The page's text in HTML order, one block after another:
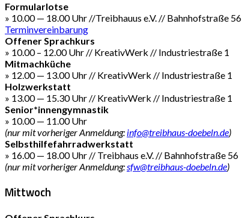
Formularlotse
» 10.00 — 18.00 Uhr //Treibhauus e.V. // Bahnhofstraße 56
Terminvereinbarung
Offener Sprachkurs
» 10.00 – 12.00 Uhr // KreativWerk // Industriestraße 1
Mitmachküche
» 12.00 — 13.00 Uhr // KreativWerk // Industriestraße 1
Holzwerkstatt
» 13.00 — 15.30 Uhr // KreativWerk // Industriestraße 1
Senior*innengymnastik
» 10.00 — 11.00 Uhr
(nur mit vorheriger Anmeldung: info@treibhaus-doebeln.de)
Selbsthilfefahrradwerkstatt
» 16.00 — 18.00 Uhr // Treibhaus e.V. // Bahnhofstraße 56
(nur mit vorheriger Anmeldung:sfw@treibhaus-doebeln.de)
Mittwoch